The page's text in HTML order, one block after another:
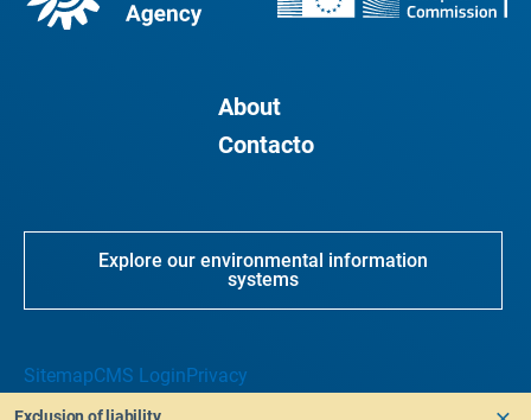
About
Contacto
Explore our environmental information
systems
SitemapCMS LoginPrivacy
Exclusion of liability